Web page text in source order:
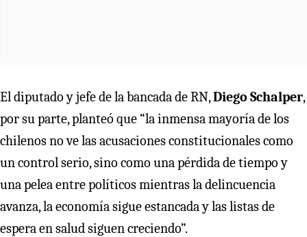
El diputado y jefe de la bancada de RN,Diego Schalper,
por su parte, planteó que “la inmensa mayoría de los
chilenos no ve las acusaciones constitucionales como
un control serio, sino como una pérdida de tiempo y
una pelea entre políticos mientras la delincuencia
avanza, la economía sigue estancada y las listas de
espera en salud siguen creciendo”.